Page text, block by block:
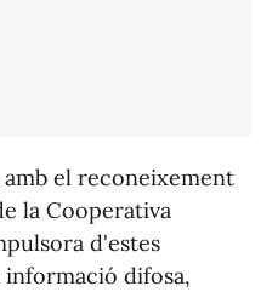
el reconeixement
la Cooperativa
d'estes
informació difosa,